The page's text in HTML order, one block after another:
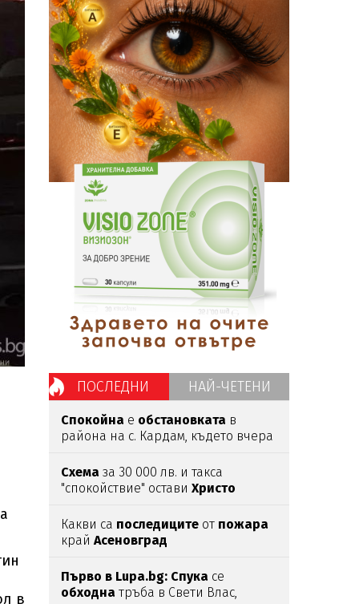
в
ПОСЛЕДНИ НАЙ-ЧЕТЕНИ
Спокойна е обстановката в
района на с. Кардам, където вчера
въздушно пространство
Схема за 30 000 лв. и такса
"спокойствие" остави Христо
Какви са последиците от пожара
край Асеновград
Първо в Lupa.bg: Спука се
обходна тръба в Свети Влас,